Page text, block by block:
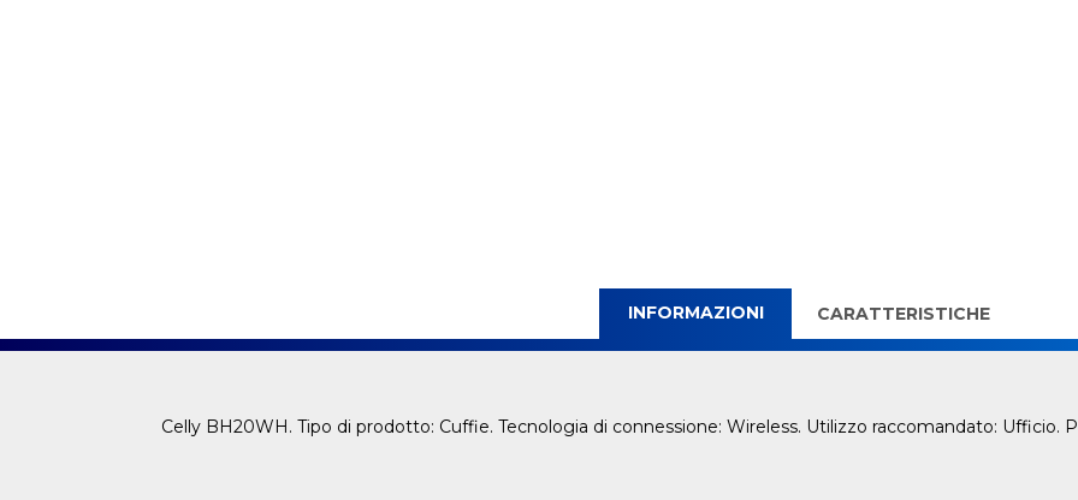
INFORMAZIONI CARATTERISTICHE
Celly BH20WH. Tipo di prodotto: Cuffie. Tecnologia di connessione: Wireless. Utilizzo raccomandato: Ufficio.